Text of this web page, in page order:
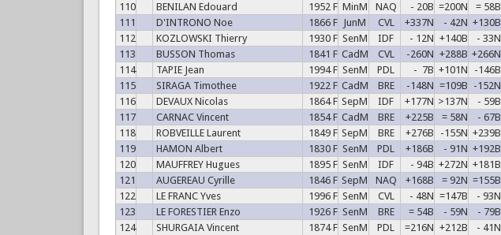
110
BENILAN Edouard 1952 F MinM NAQ - 20B =200N = 58B
111
D'INTRONO Noe 1866 F JunM CVL +337N - 42N +130B
112
KOZLOWSKI Thierry 1930 F SenM IDF - 12N +140B - 33N
113
BUSSON Thomas 1841 F CadM CVL -260N +288B +266N
114
TAPIE Jean 1994 F SenM PDL - 7B +101N -146B
115
SIRAGA Timothee 1922 F CadM BRE -148N =109B -152N
116
DEVAUX Nicolas 1864 F SepM IDF +177N >137N - 59B
117
CARNAC Vincent 1854 F CadM BRE +225B = 58N - 67B
118
ROBVEILLE Laurent 1849 F SepM BRE +276B -155N +239B
119
HAMON Albert 1830 F SenM PDL +186B - 91N +192B
120
MAUFFREY Hugues 1895 F SenM IDF - 94B +272N +181B
121
AUGEREAU Cyrille 1846 F SepM NAQ +168B = 92N =155B
122
LE FRANC Yves 1996 F SenM CVL - 48N =147B - 93N
123
LE FORESTIER Enzo 1926 F SenM BRE = 54B - 59N - 79B
124
SHURGAIA Vincent 1874 F SenM PDL =216N +212B - 41N